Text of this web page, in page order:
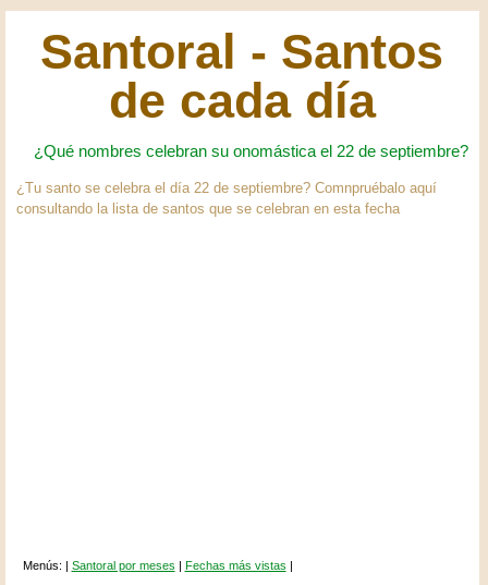
Santoral - Santos
de cada día
¿Qué nombres celebran su onomástica el 22 de septiembre?
¿Tu santo se celebra el día 22 de septiembre? Comnpruébalo aquí
consultando la lista de santos que se celebran en esta fecha
Menús: | Santoral por meses | Fechas más vistas |